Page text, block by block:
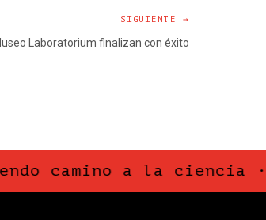
SIGUIENTE →
Laboratorium finalizan con éxito
camino a la ciencia ·